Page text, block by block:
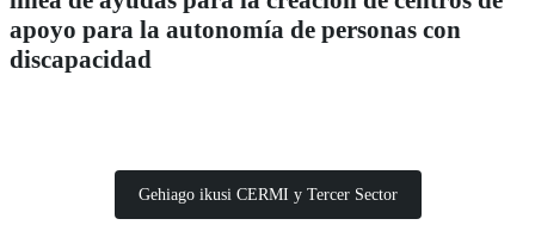
apoyo para la autonomía de personas con
discapacidad
Gehiago ikusi CERMI y Tercer Sector